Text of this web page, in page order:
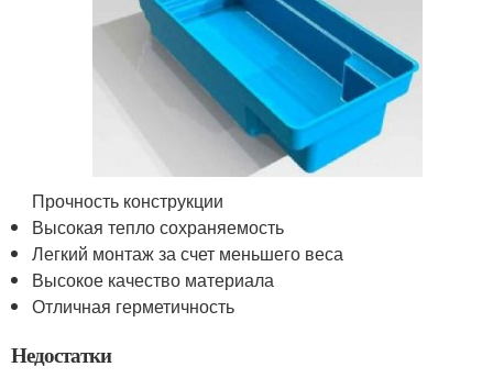
Прочность конструкции
Высокая тепло сохраняемость
Легкий монтаж за счет меньшего веса
Высокое качество материала
Отличная герметичность
Недостатки